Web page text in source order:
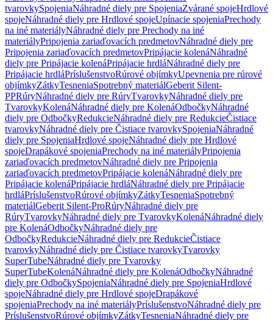
tvarovkySpojeniaNáhradné diely pre SpojeniaZvárané spojeHrdlové
spojeNáhradné diely pre Hrdlové spojeUpínacie spojeniaPrechody
na iné materiályNáhradné diely pre Prechody na iné
materiályPripojenia zariaďovacích predmetovNáhradné diely pre
Pripojenia zariaďovacích predmetovPripájacie kolenáNáhradné
diely pre Pripájacie kolenáPripájacie hrdláNáhradné diely pre
Pripájacie hrdláPríslušenstvoRúrové objímkyUpevnenia pre rúrové
objímkyZátkyTesneniaSpotrebný materiálGeberit Silent-
PPRúryNáhradné diely pre RúryTvarovkyNáhradné diely pre
TvarovkyKolenáNáhradné diely pre KolenáOdbočkyNáhradné
diely pre OdbočkyRedukcieNáhradné diely pre RedukcieČistiace
tvarovkyNáhradné diely pre Čistiace tvarovkySpojeniaNáhradné
diely pre SpojeniaHrdlové spojeNáhradné diely pre Hrdlové
spojeDrapákové spojeniaPrechody na iné materiályPripojenia
zariaďovacích predmetovNáhradné diely pre Pripojenia
zariaďovacích predmetovPripájacie kolenáNáhradné diely pre
Pripájacie kolenáPripájacie hrdláNáhradné diely pre Pripájacie
hrdláPríslušenstvoRúrové objímkyZátkyTesneniaSpotrebný
materiálGeberit Silent-ProRúryNáhradné diely pre
RúryTvarovkyNáhradné diely pre TvarovkyKolenáNáhradné diely
pre KolenáOdbočkyNáhradné diely pre
OdbočkyRedukcieNáhradné diely pre RedukcieČistiace
tvarovkyNáhradné diely pre Čistiace tvarovkyTvarovky
SuperTubeNáhradné diely pre Tvarovky
SuperTubeKolenáNáhradné diely pre KolenáOdbočkyNáhradné
diely pre OdbočkySpojeniaNáhradné diely pre SpojeniaHrdlové
spojeNáhradné diely pre Hrdlové spojeDrapákové
spojeniaPrechody na iné materiályPríslušenstvoNáhradné diely pre
PríslušenstvoRúrové objímkyZátkyTesneniaNáhradné diely pre